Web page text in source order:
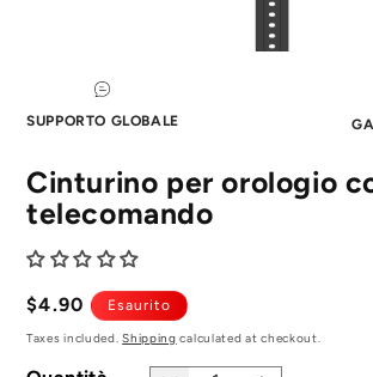
1
in
SUPPORTO GLOBALE
Cinturino per orologio
telecomando
Prezzo
normale
$4.90 Esaurito
Taxes included.Shipping calculated at checkout.